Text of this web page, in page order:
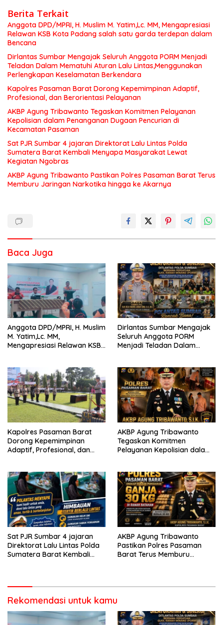
Berita Terkait
Anggota DPD/MPRI, H. Muslim M. Yatim,Lc. MM, Mengapresiasi
Relawan KSB Kota Padang salah satu garda terdepan dalam
Bencana
Dirlantas Sumbar Mengajak Seluruh Anggota PORM Menjadi
Teladan Dalam Mematuhi Aturan Lalu Lintas,Menggunakan
Perlengkapan Keselamatan Berkendara
Kapolres Pasaman Barat Dorong Kepemimpinan Adaptif,
Profesional, dan Berorientasi Pelayanan
AKBP Agung Tribawanto Tegaskan Komitmen Pelayanan
Kepolisian dalam Penanganan Dugaan Pencurian di
Kecamatan Pasaman
Sat PJR Sumbar 4 jajaran Direktorat Lalu Lintas Polda
Sumatera Barat Kembali Menyapa Masyarakat Lewat
Kegiatan Ngobras
AKBP Agung Tribawanto Pastikan Polres Pasaman Barat Terus
Memburu Jaringan Narkotika hingga ke Akarnya
Baca Juga
Anggota DPD/MPRI, H. Muslim
M. Yatim,Lc. MM,
Mengapresiasi Relawan KSB
Bencana
Dirlantas Sumbar Mengajak
Seluruh Anggota PORM
Menjadi Teladan Dalam
Perlengkapan Keselamatan
Berkendara
Kapolres Pasaman Barat
Dorong Kepemimpinan
Adaptif, Profesional, dan
AKBP Agung Tribawanto
Tegaskan Komitmen
Pelayanan Kepolisian dalam
Pasaman
Sat PJR Sumbar 4 jajaran
Direktorat Lalu Lintas Polda
Sumatera Barat Kembali
AKBP Agung Tribawanto
Pastikan Polres Pasaman
Barat Terus Memburu
Rekomendasi untuk kamu